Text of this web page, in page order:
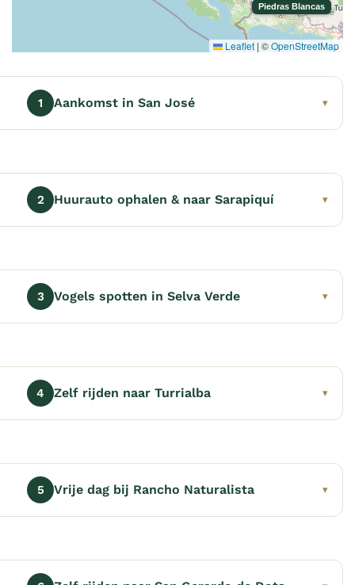
Piedras Blancas
Leaflet | ©OpenStreetMap
1 Aankomst in San José ▾
2 Huurauto ophalen & naar Sarapiquí ▾
3 Vogels spotten in Selva Verde ▾
4 Zelf rijden naar Turrialba ▾
5 Vrije dag bij Rancho Naturalista ▾